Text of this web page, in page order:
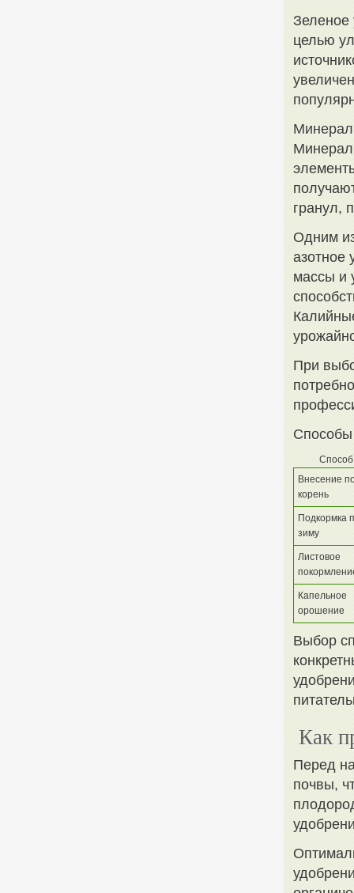
Зеленое
целью
гранул,
Одним
азотное
массы и
При
Способы
Способ
Внесение
корень
Подкормка
зиму
Листовое
Капельное
орошение
Выбор
Как
Перед
почвы,